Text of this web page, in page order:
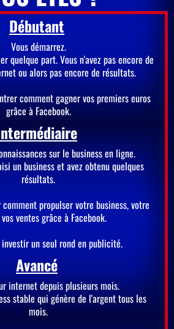
Débutant
Vous démarrez.
quelque part. Vous n'avez pas encore de
ou alors pas encore de résultats.
comment gagner vos premiers euros
grâce à Facebook.
sur le business en ligne.
un business et avez obtenu quelques
résultats.
propulser votre business, votre
ventes grâce à Facebook.
un seul rond en publicité.
Avancé
internet depuis plusieurs mois.
stable qui génère de l'argent tous les
mois.